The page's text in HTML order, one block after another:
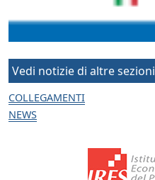
Vedi notizie di altre sezioni
COLLEGAMENTI
NEWS